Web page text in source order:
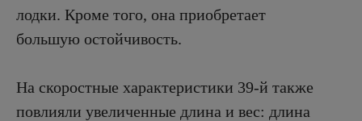
лодки. Кроме того, она приобретает
большую остойчивость.
На скоростные характеристики 39-й также
повлияли увеличенные длина и вес: длина